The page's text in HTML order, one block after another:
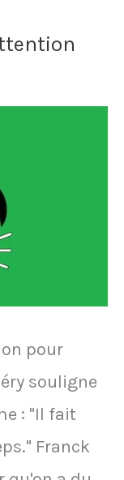
pour
souligne
: "Il fait
Franck